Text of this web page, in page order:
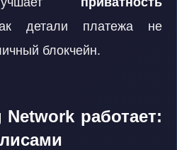
детали платежа не
блокчейн.
работает: